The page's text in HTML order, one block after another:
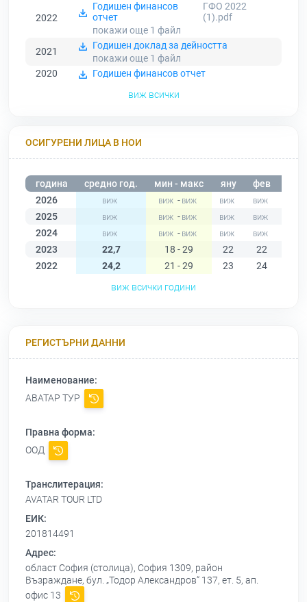
2022
Годишен финансов
отчет
ГФО 2022
(1).pdf
покажи още 1 файл
2021
Годишен доклад за дейността
покажи още 1 файл
2020
Годишен финансов отчет
виж всички
ОСИГУРЕНИ ЛИЦА В НОИ
година средно год. мин - макс яну фев
2026
-
2025
-
2024
-
2023
22,7 18 - 29 22 22
2022
24,2 21 - 29 23 24
виж всички години
РЕГИСТЪРНИ ДАННИ
Наименование:
АВАТАР ТУР
Правна форма:
ООД
Транслитерация:
AVATAR TOUR LTD
ЕИК:
201814491
Адрес:
област София (столица), София 1309, район
Възраждане, бул. „Тодор Александров“ 137, ет. 5, ап.
офис 13